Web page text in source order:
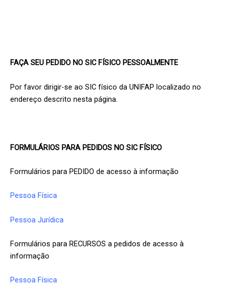
FAÇA SEU PEDIDO NO SIC FÍSICO PESSOALMENTE
Por favor dirigir-se ao SIC físico da UNIFAP localizado no
endereço descrito nesta página.
FORMULÁRIOS PARA PEDIDOS NO SIC FÍSICO
Formulários para PEDIDO de acesso à informação
Pessoa Física
Pessoa Jurídica
Formulários para RECURSOS a pedidos de acesso à
informação
Pessoa Física